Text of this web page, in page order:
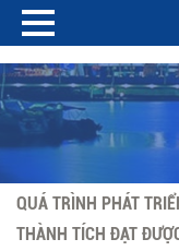
QUÁ TRÌNH PHÁT
THÀNH TÍCH ĐẠT